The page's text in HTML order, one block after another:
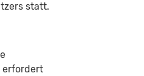
statt.
erfordert